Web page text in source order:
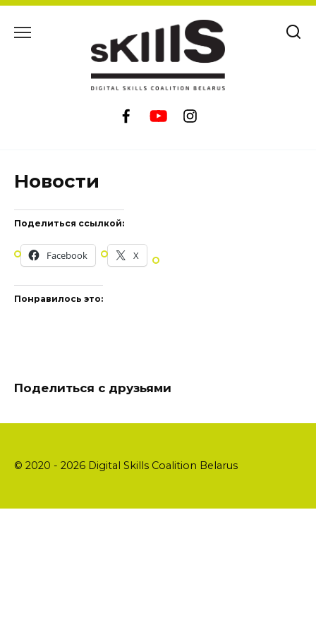
Новости
Поделиться ссылкой:
Facebook X
Понравилось это:
Поделиться с друзьями
© 2020 - 2026 Digital Skills Coalition Belarus